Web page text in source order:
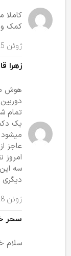
کاملا
کمک و
ژوئن 25, 2026
زهرا
تمام
یک
عاجز
امروز
سه
دیگری
ژوئن 28, 2026
سحر
سلام